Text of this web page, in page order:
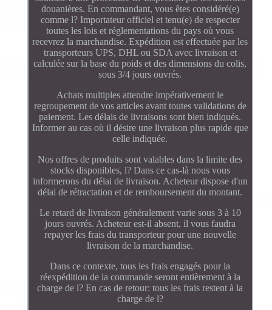
douanières. En commandant, vous êtes considéré(e)
comme l? Importateur officiel et tenu(e) de respecter
toutes les lois et réglementations du pays où vous
recevrez la marchandise. Expédition est effectuée par les
transporteurs UPS, DHL ou SDA avec livraison et
calculée sur la base du poids et des dimensions du colis,
sous 3/4 jours ouvrés.
Achats multiples attendre impérativement le
regroupement de vos articles avant toutes validations de
paiement. Les délais de livraisons sont bien indiqués.
Informer au cas où il désire une livraison plus rapide que
celle indiquée.
Nos offres de produits sont valables dans la limite des
stocks disponibles, l? Dans ce cas-là nous vous
informerons du délai de livraison. Acheteur dispose d'un
délai de rétractation et de remboursement du montant.
Le retard de livraison généralement varie sous 3 à 10
jours ouvrés. Acheteur est-il absent, il vous faudra
repayer les frais du transporteur pour une nouvelle
livraison de la marchandise.
Dans ce contexte, tous les frais engagés pour la
réexpédition de la commande seront entièrement à la
charge de l? En cas de retour: tous les frais restent à la
charge de l?